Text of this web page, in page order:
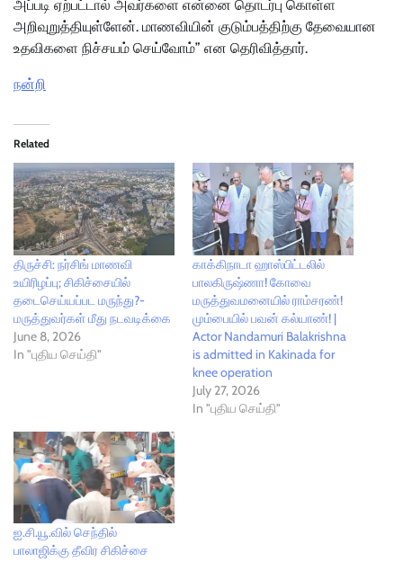
அப்படி ஏற்பட்டால் அவர்களை என்னை தொடர்பு கொள்ள
அறிவுறுத்தியுள்ளேன். மாணவியின் குடும்பத்திற்கு தேவையான
உதவிகளை நிச்சயம் செய்வோம்” என தெரிவித்தார்.
நன்றி
Related
திருச்சி: நர்சிங் மாணவி
உயிரிழப்பு; சிகிச்சையில்
தடைசெய்யப்பட மருந்து?-
மருத்துவர்கள் மீது நடவடிக்கை
June 8, 2026
In "புதிய செய்தி"
காக்கிநாடா ஹாஸ்பிட்டலில்
பாலகிருஷ்ணா! கோவை
மருத்துவமனையில் ராம்சரண்!
மும்பையில் பவன் கல்யாண்! |
Actor Nandamuri Balakrishna
is admitted in Kakinada for
knee operation
July 27, 2026
In "புதிய செய்தி"
ஐ.சி.யூ.வில் செந்தில்
பாலாஜிக்கு தீவிர சிகிச்சை